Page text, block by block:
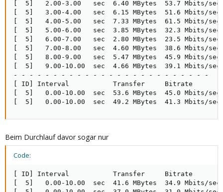
[  5]   2.00-3.00   sec  6.40 MBytes  53.7
[  5]   3.00-4.00   sec  6.15 MBytes  51.6
[  5]   4.00-5.00   sec  7.33 MBytes  61.5
[  5]   5.00-6.00   sec  3.85 MBytes  32.3
[  5]   6.00-7.00   sec  2.80 MBytes  23.5
[  5]   7.00-8.00   sec  4.60 MBytes  38.6
[  5]   8.00-9.00   sec  5.47 MBytes  45.9
[  5]   9.00-10.00  sec  4.66 MBytes  39.1
- - - - - - - - - - - - - - - - - - - - - - - - -
[ ID] Interval           Transfer     Bitrate
[  5]   0.00-10.00  sec  53.6 MBytes  45.0
[  5]   0.00-10.00  sec  49.2 MBytes  41.3
Beim Durchlauf davor sogar nur
Code:
[ ID] Interval           Transfer     Bitrate
[  5]   0.00-10.00  sec  41.6 MBytes  34.9